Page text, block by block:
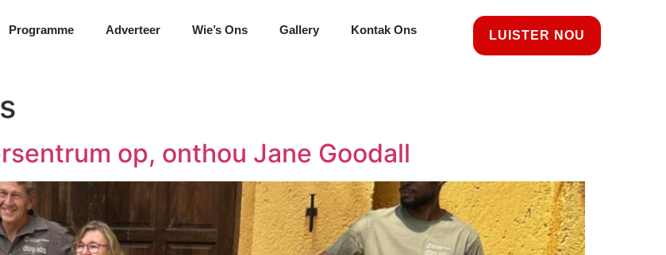
Programme Adverteer Wie’s Ons Gallery Kontak Ons LUISTER NOU
op, onthou Jane Goodall